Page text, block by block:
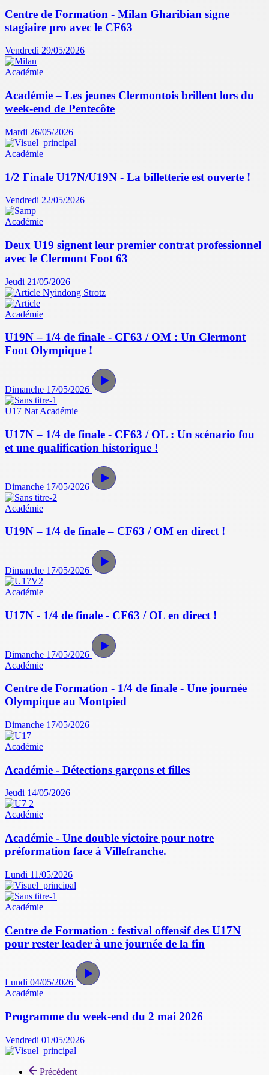
Centre de Formation - Milan Gharibian signe
stagiaire pro avec le CF63
Vendredi 29/05/2026
Académie
Académie – Les jeunes Clermontois brillent lors du
week-end de Pentecôte
Mardi 26/05/2026
Académie
1/2 Finale U17N/U19N - La billetterie est ouverte !
Vendredi 22/05/2026
Académie
Deux U19 signent leur premier contrat professionnel
avec le Clermont Foot 63
Jeudi 21/05/2026
Académie
U19N – 1/4 de finale - CF63 / OM : Un Clermont
Foot Olympique !
Dimanche 17/05/2026
U17 Nat Académie
U17N – 1/4 de finale - CF63 / OL : Un scénario fou
et une qualification historique !
Dimanche 17/05/2026
Académie
U19N – 1/4 de finale – CF63 / OM en direct !
Dimanche 17/05/2026
Académie
U17N - 1/4 de finale - CF63 / OL en direct !
Dimanche 17/05/2026
Académie
Centre de Formation - 1/4 de finale - Une journée
Olympique au Montpied
Dimanche 17/05/2026
Académie
Académie - Détections garçons et filles
Jeudi 14/05/2026
Académie
Académie - Une double victoire pour notre
préformation face à Villefranche.
Lundi 11/05/2026
Académie
Centre de Formation : festival offensif des U17N
pour rester leader à une journée de la fin
Lundi 04/05/2026
Académie
Programme du week-end du 2 mai 2026
Vendredi 01/05/2026
Précédent